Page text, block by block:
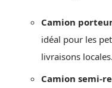
Camion
idéal pour les
livraisons locales.
Camion semi-